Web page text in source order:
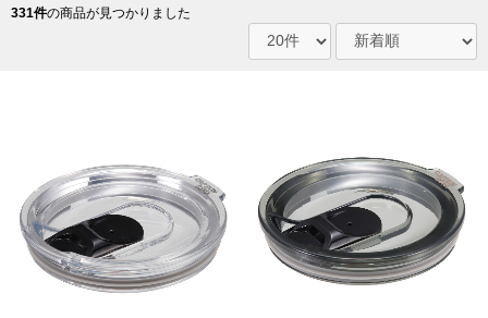
331件の商品が見つかりました